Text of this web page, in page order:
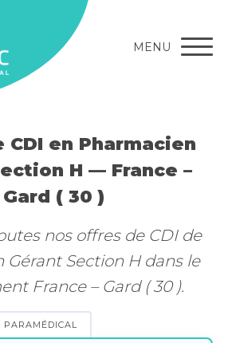
MENU
CDI en Pharmacien
H — France –
Gard ( 30 )
nos offres de CDI de
Gérant Section H dans le
France – Gard ( 30 ).
PARAMÉDICAL